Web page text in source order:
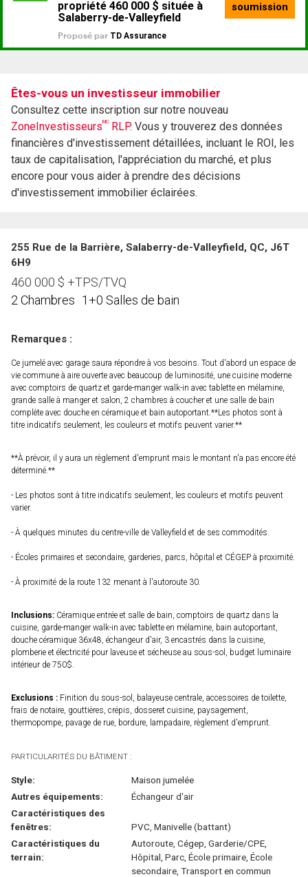
Êtes-vous un investisseur immobilier
Consultez cette inscription sur notre nouveau
ZoneInvestisseursMC RLP. Vous y trouverez des données
financières d'investissement détaillées, incluant le ROI, les
taux de capitalisation, l'appréciation du marché, et plus
encore pour vous aider à prendre des décisions
d'investissement immobilier éclairées.
255 Rue de la Barrière, Salaberry-de-Valleyfield, QC, J6T
6H9
460 000 $ +TPS/TVQ
2 Chambres 1+0 Salles de bain
Remarques :
Ce jumelé avec garage saura répondre à vos besoins. Tout d'abord un espace de
vie commune à aire ouverte avec beaucoup de luminosité, une cuisine moderne
avec comptoirs de quartz et garde-manger walk-in avec tablette en mélamine,
grande salle à manger et salon, 2 chambres à coucher et une salle de bain
complète avec douche en céramique et bain autoportant.**Les photos sont à
titre indicatifs seulement, les couleurs et motifs peuvent varier.**
**À prévoir, il y aura un règlement d'emprunt mais le montant n'a pas encore été
déterminé.**
- Les photos sont à titre indicatifs seulement, les couleurs et motifs peuvent
varier.
- À quelques minutes du centre-ville de Valleyfield et de ses commodités.
- Écoles primaires et secondaire, garderies, parcs, hôpital et CÉGEP à proximité.
- À proximité de la route 132 menant à l'autoroute 30.
Inclusions: Céramique entrée et salle de bain, comptoirs de quartz dans la
cuisine, garde-manger walk-in avec tablette en mélamine, bain autoportant,
douche céramique 36x48, échangeur d'air, 3 encastrés dans la cuisine,
plomberie et électricité pour laveuse et sécheuse au sous-sol, budget luminaire
intérieur de 750$.
Exclusions : Finition du sous-sol, balayeuse centrale, accessoires de toilette,
frais de notaire, gouttières, crépis, dosseret cuisine, paysagement,
thermopompe, pavage de rue, bordure, lampadaire, règlement d'emprunt.
PARTICULARITÉS DU BÂTIMENT :
Style:
Maison jumelée
Autres équipements:
Échangeur d'air
Caractéristiques des
fenêtres:
PVC, Manivelle (battant)
Caractéristiques du
terrain:
Autoroute, Cégep, Garderie/CPE,
Hôpital, Parc, École primaire, École
secondaire, Transport en commun